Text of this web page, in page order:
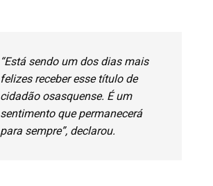
“Está sendo um dos dias mais
felizes receber esse título de
cidadão osasquense. É um
sentimento que permanecerá
para sempre”, declarou.